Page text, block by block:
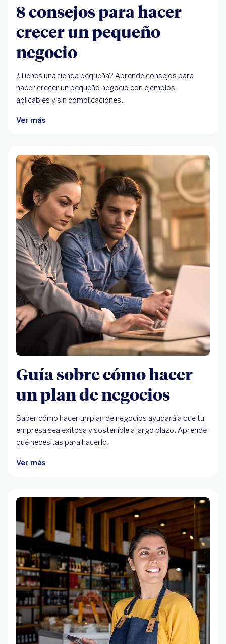
8 consejos para hacer
crecer un pequeño
negocio
¿Tienes una tienda pequeña? Aprende consejos para
hacer crecer un pequeño negocio con ejemplos
aplicables y sin complicaciones.
Ver más
Guía sobre cómo hacer
un plan de negocios
Saber cómo hacer un plan de negocios ayudará a que tu
empresa sea exitosa y sostenible a largo plazo. Aprende
qué necesitas para hacerlo.
Ver más